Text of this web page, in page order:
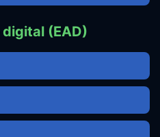
(EAD)